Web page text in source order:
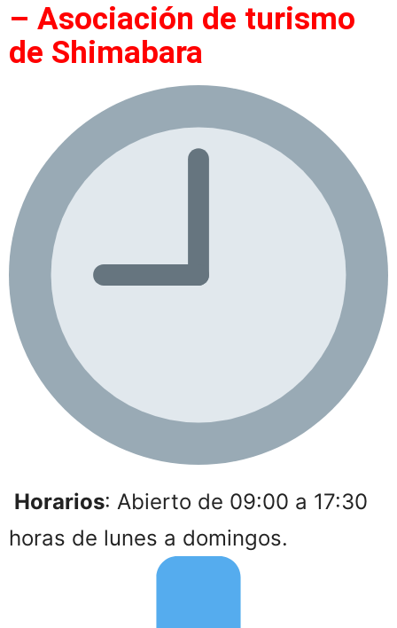
– Asociación de turismo
de Shimabara
Horarios: Abierto de 09:00 a 17:30
horas de lunes a domingos.